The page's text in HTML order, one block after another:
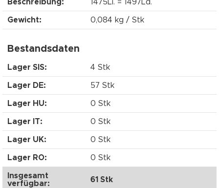
Beschreibung: 1475Li. = 1497Ld.
Gewicht: 0,084 kg / Stk
Bestandsdaten
Lager SIS: 4 Stk
Lager DE: 57 Stk
Lager HU: 0 Stk
Lager IT: 0 Stk
Lager UK: 0 Stk
Lager RO: 0 Stk
Insgesamt
verfügbar:
61 Stk